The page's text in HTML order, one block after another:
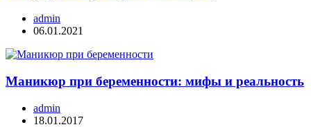
admin
06.01.2021
Маникюр при беременности: мифы и реальность
admin
18.01.2017